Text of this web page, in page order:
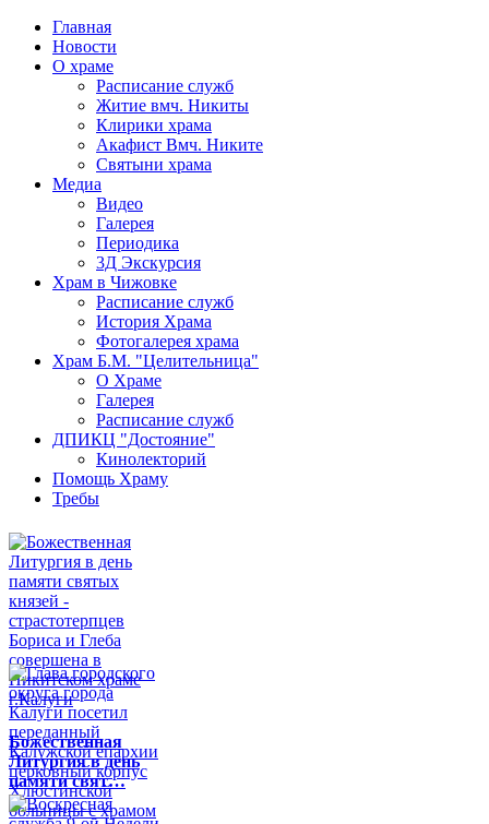
Главная
Новости
О храме
Расписание служб
Житие вмч. Никиты
Клирики храма
Акафист Вмч. Никите
Святыни храма
Медиа
Видео
Галерея
Периодика
3Д Экскурсия
Храм в Чижовке
Расписание служб
История Храма
Фотогалерея храма
Храм Б.М. "Целительница"
О Храме
Галерея
Расписание служб
ДПИКЦ "Достояние"
Кинолекторий
Помощь Храму
Требы
Божественная
Литургия в день
памяти свят…